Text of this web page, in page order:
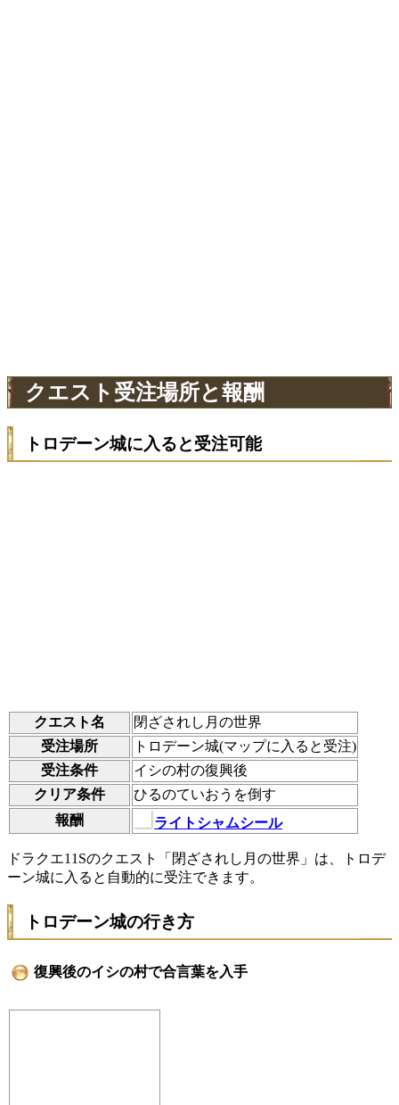
クエスト受注場所と報酬
トロデーン城に入ると受注可能
クエスト名
閉ざされし月の世界
受注場所
トロデーン城(マップに入ると受注)
受注条件
イシの村の復興後
クリア条件
ひるのていおうを倒す
報酬
ライトシャムシール
ドラクエ11Sのクエスト「閉ざされし月の世界」は、トロデ
ーン城に入ると自動的に受注できます。
トロデーン城の行き方
復興後のイシの村で合言葉を入手